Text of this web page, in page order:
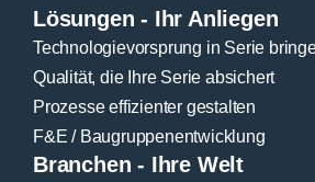
Lösungen - Ihr Anliegen
Technologievorsprung in Serie
Qualität, die Ihre Serie absichert
Prozesse effizienter gestalten
F&E / Baugruppenentwicklung
Branchen - Ihre Welt